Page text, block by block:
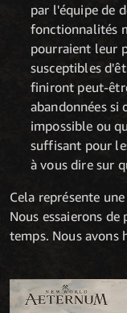
par l'équipe de
fonctionnalités
pourraient leur
susceptibles
finiront peut-
abandonnées
impossible ou
suffisant pour
à vous dire sur
Cela représente
Nous essaierons
temps. Nous avons